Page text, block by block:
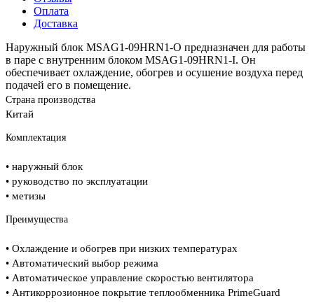
Оплата
Доставка
Наружный блок MSAG1-09HRN1-O предназначен для работы
в паре с внутренним блоком MSAG1-09HRN1-I. Он
обеспечивает охлаждение, обогрев и осушение воздуха перед
подачей его в помещение.
Страна производства
Китай
Комплектация
• наружный блок
• руководство по эксплуатации
• метизы
Преимущества
• Охлаждение и обогрев при низких температурах
• Автоматический выбор режима
• Автоматическое управление скоростью вентилятора
• Антикоррозионное покрытие теплообменника PrimeGuard